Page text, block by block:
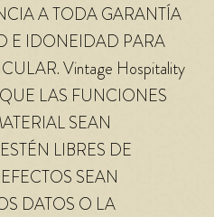
A TODA GARANTÍA
E IDONEIDAD PARA
Vintage Hospitality
LAS FUNCIONES
SEAN
LIBRES DE
SEAN
DATOS O LA